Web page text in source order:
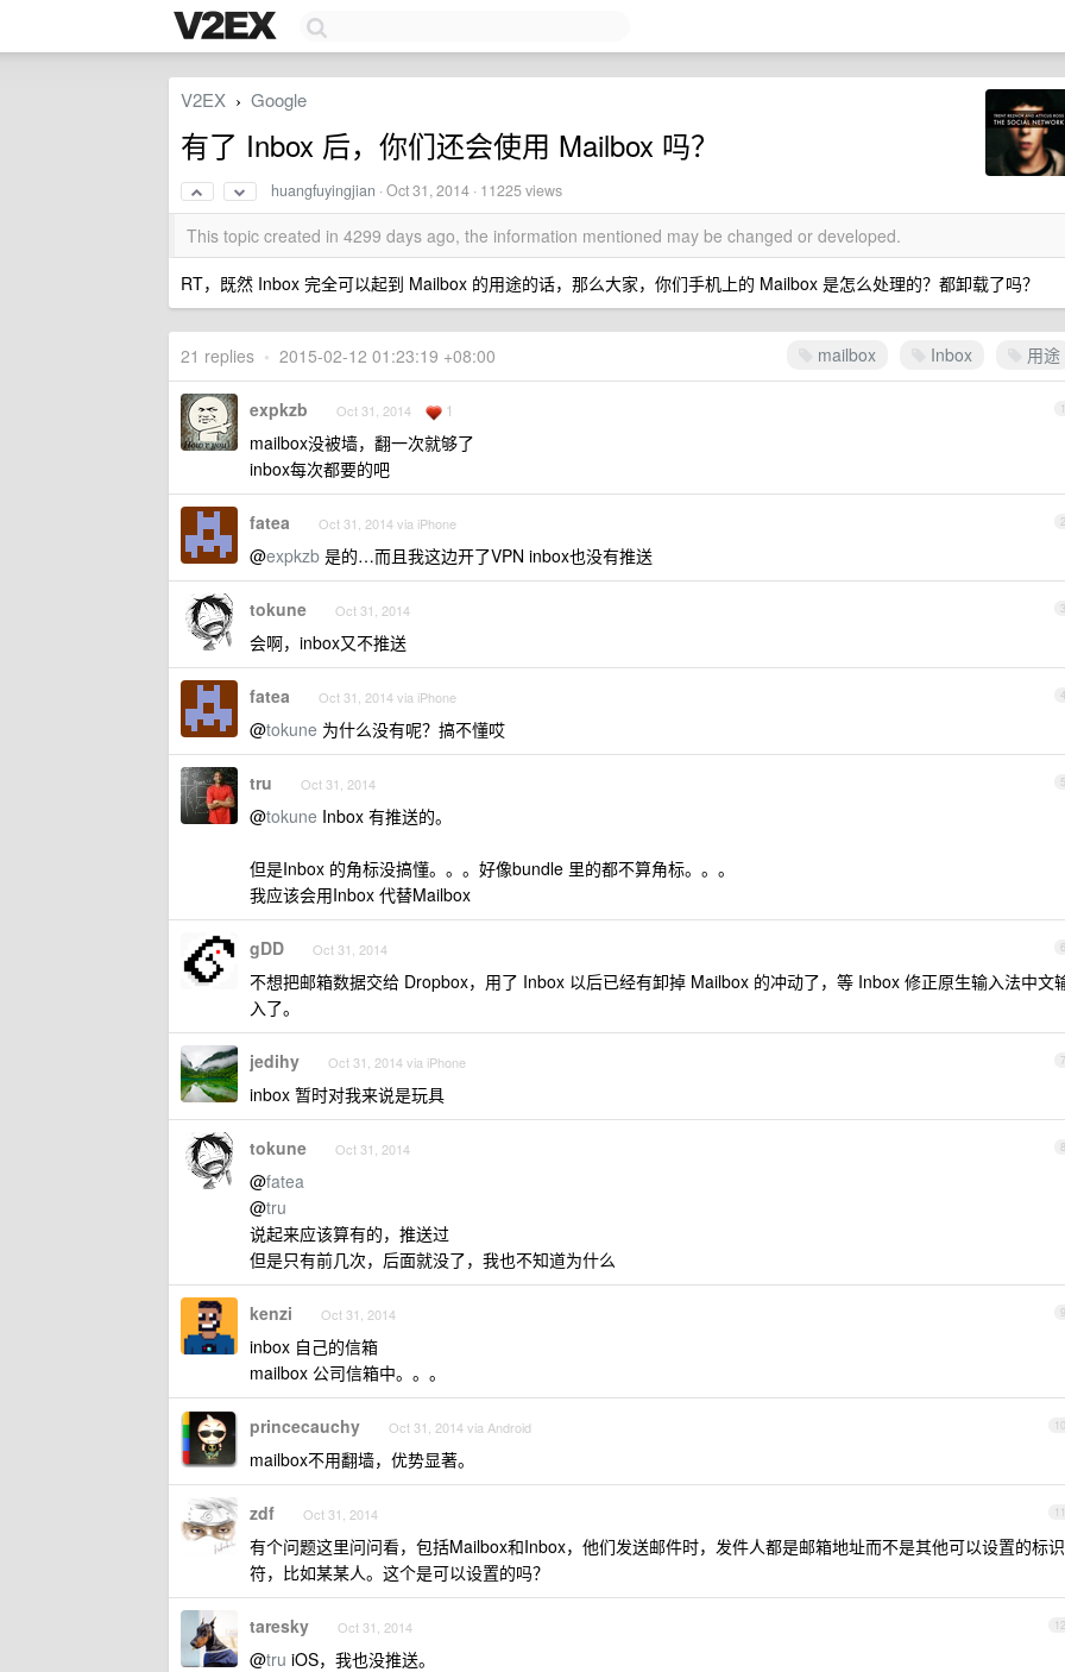
V2EX › Google
有了 Inbox 后，你们还会使用 Mailbox 吗？
huangfuyingjian ·Oct 31, 2014 · 11225 views
This topic created in 4299 days ago, the information mentioned may be changed or developed.
RT，既然 Inbox 完全可以起到 Mailbox 的用途的话，那么大家，你们手机上的 Mailbox 是怎么处理的？都卸载了吗？
mailbox Inbox 用途
21 replies • 2015-02-12 01:23:19 +08:00
1
expkzb Oct 31, 2014 1
mailbox没被墙，翻一次就够了
inbox每次都要的吧
2
fatea Oct 31, 2014 via iPhone
@expkzb 是的…而且我这边开了VPN inbox也没有推送
3
tokune Oct 31, 2014
会啊，inbox又不推送
4
fatea Oct 31, 2014 via iPhone
@tokune 为什么没有呢？搞不懂哎
5
tru Oct 31, 2014
@tokune Inbox 有推送的。
但是Inbox 的角标没搞懂。。。好像bundle 里的都不算角标。。。
我应该会用Inbox 代替Mailbox
6
gDD Oct 31, 2014
不想把邮箱数据交给 Dropbox，用了 Inbox 以后已经有卸掉 Mailbox 的冲动了，等 Inbox 修正原生输入法中文
入了。
7
jedihy Oct 31, 2014 via iPhone
inbox 暂时对我来说是玩具
8
tokune Oct 31, 2014
@fatea
@tru
说起来应该算有的，推送过
但是只有前几次，后面就没了，我也不知道为什么
9
kenzi Oct 31, 2014
inbox 自己的信箱
mailbox 公司信箱中。。。
10
princecauchy Oct 31, 2014 via Android
mailbox不用翻墙，优势显著。
11
zdf Oct 31, 2014
有个问题这里问问看，包括Mailbox和Inbox，他们发送邮件时，发件人都是邮箱地址而不是其他可以设置的标识
符，比如某某人。这个是可以设置的吗？
12
taresky Oct 31, 2014
@tru iOS，我也没推送。